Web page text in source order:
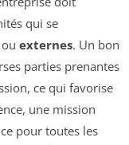
qui se
ou externes. Un bon
parties prenantes
ce qui favorise
une mission
pour toutes les